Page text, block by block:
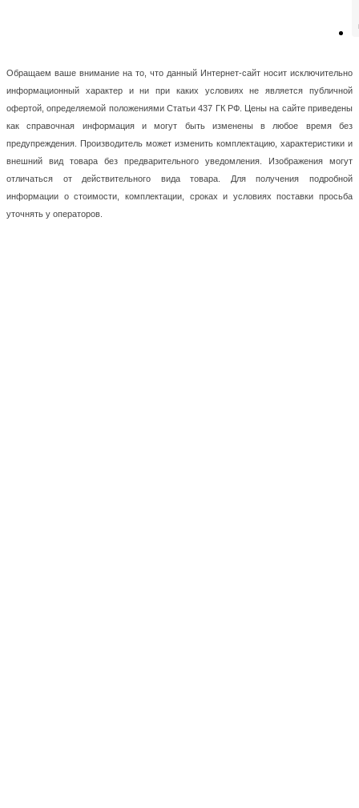
Обращаем ваше внимание на то, что данный Интернет-сайт носит исключительно
информационный характер и ни при каких условиях не является публичной
офертой, определяемой положениями Статьи 437 ГК РФ. Цены на сайте приведены
как справочная информация и могут быть изменены в любое время без
предупреждения. Производитель может изменить комплектацию, характеристики и
внешний вид товара без предварительного уведомления. Изображения могут
отличаться от действительного вида товара. Для получения подробной
информации о стоимости, комплектации, сроках и условиях поставки просьба
уточнять у операторов.